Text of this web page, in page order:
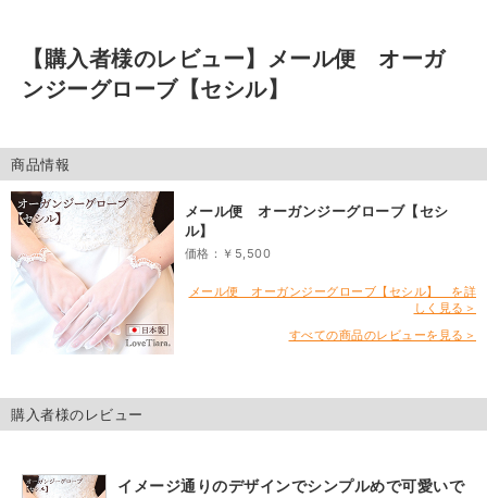
【購入者様のレビュー】 メール便 オーガ
ンジーグローブ【セシル】
商品情報
メール便 オーガンジーグローブ【セシ
ル】
価格：￥5,500
メール便 オーガンジーグローブ【セシル】 を詳
しく見る＞
すべての商品のレビューを見る＞
購入者様のレビュー
イメージ通りのデザインでシンプルめで可愛いで